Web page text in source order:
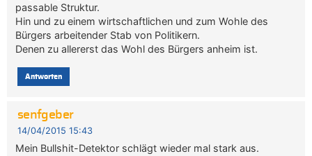
passable Struktur.
Hin und zu einem wirtschaftlichen und zum Wohle des
Bürgers arbeitender Stab von Politikern.
Denen zu allererst das Wohl des Bürgers anheim ist.
Antworten
senfgeber
14/04/2015 15:43
Mein Bullshit-Detektor schlägt wieder mal stark aus.